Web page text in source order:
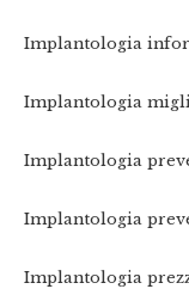
Implantologia
Implantologia
Implantologia
Implantologia
Implantologia